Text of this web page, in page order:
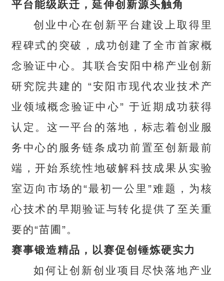
平台能级跃迁，延伸创新源头触角
创业中心在创新平台建设上取得里
程碑式的突破，成功创建了全市首家概
念验证中心。其联合安阳中棉产业创新
研究院共建的 “安阳市现代农业技术产
业领域概念验证中心” 于近期成功获得
认定。这一平台的落地，标志着创业服
务中心的服务链条成功前置至创新最前
端，开始系统性地破解科技成果从实验
室迈向市场的“最初一公里”难题，为核
心技术的早期验证与转化提供了至关重
要的“苗圃”。
赛事锻造精品，以赛促创锤炼硬实力
如何让创新创业项目尽快落地产业